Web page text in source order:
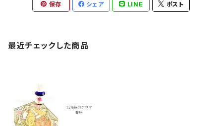
保存 シェア LINE ポスト
最近チェックした商品